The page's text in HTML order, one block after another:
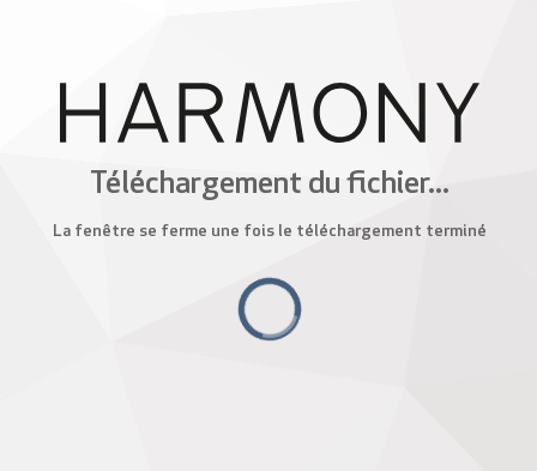
Téléchargement du fichier...
La fenêtre se ferme une fois le téléchargement terminé